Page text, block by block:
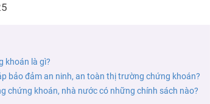
khoán là gì?
bảo đảm an ninh, an toàn thị trường chứng khoán?
chứng khoán, nhà nước có những chính sách nào?